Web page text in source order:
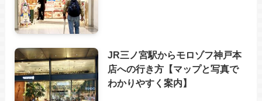
JR三ノ宮駅からモロゾフ神戸本
店への行き方【マップと写真で
わかりやすく案内】